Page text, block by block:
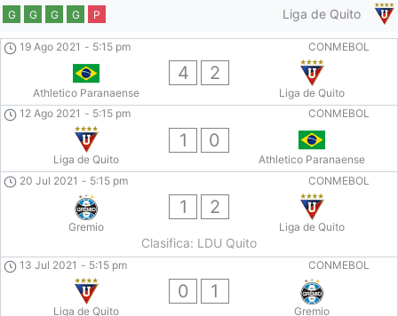
Liga de Quito
G G G G P
CONMEBOL
19 Ago 2021 - 5:15 pm
Athletico Paranaense
4 2
Liga de Quito
CONMEBOL
12 Ago 2021 - 5:15 pm
Liga de Quito
1 0
Athletico Paranaense
CONMEBOL
20 Jul 2021 - 5:15 pm
Gremio
1 2
Liga de Quito
Clasifica: LDU Quito
CONMEBOL
13 Jul 2021 - 5:15 pm
Liga de Quito
0 1
Gremio